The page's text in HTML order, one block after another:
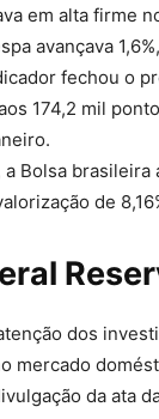
em alta firme
avançava
fechou o
174,2 mil
Bolsa brasileira
de
dos
mercado
da ata